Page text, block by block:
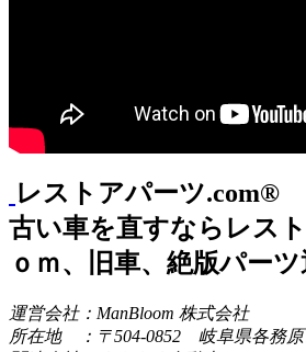
レストアパーツ.com®
古い車を直すならレス
ｏｍ、旧車、絶版パー
運営会社：ManBloom 株式会社
所在地 ：〒504-0852 岐阜県各務原